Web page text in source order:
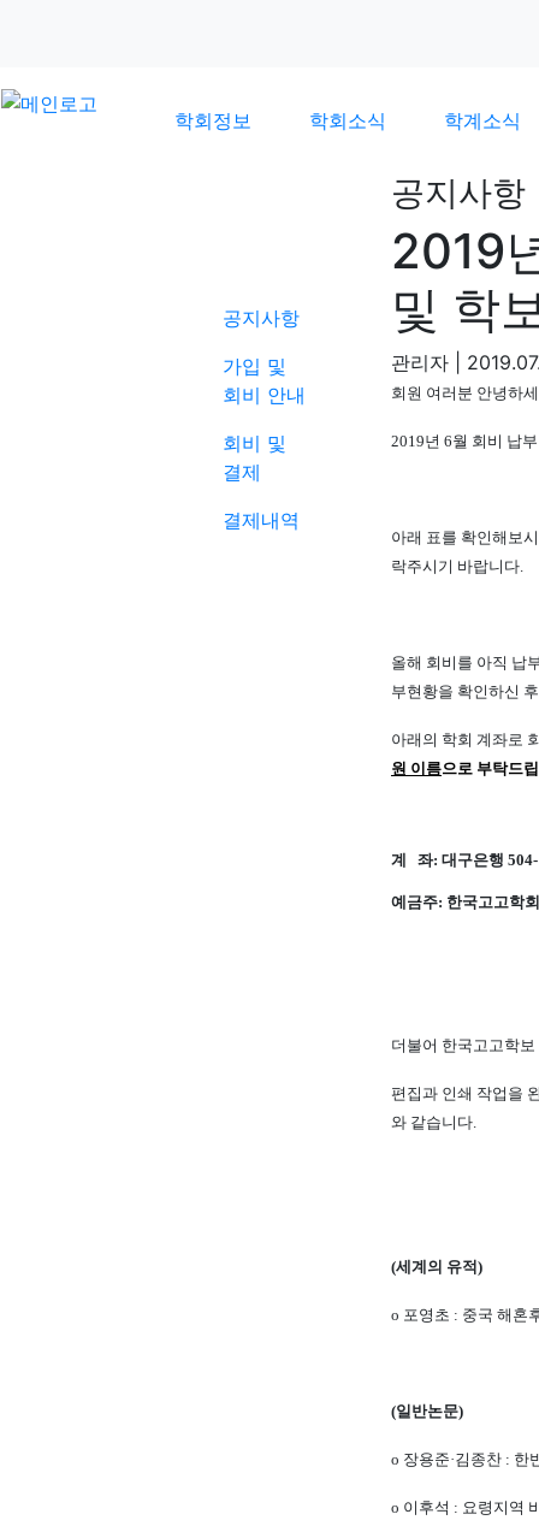
학회정보 학회소식 학계소식
공지사항
가입 및
회비 안내
회비 및
결제
결제내역
공지사항
2019
및 학
관리자
회원 여러분 안녕하
2019년 6월 회비 납
아래 표를 확인해보
락주시기 바랍니다.
올해 회비를 아직 납
부현황을 확인하신
아래의 학회 계좌로
원 이름으로 부탁드
계 좌: 대구은행 504-
예금주: 한국고고학
더불어 한국고고학
편집과 인쇄 작업을
와 같습니다.
(세계의 유적)
o 포영초 : 중국 해혼
(일반논문)
o 장용준·김종찬 : 한
o 이후석 : 요령지역